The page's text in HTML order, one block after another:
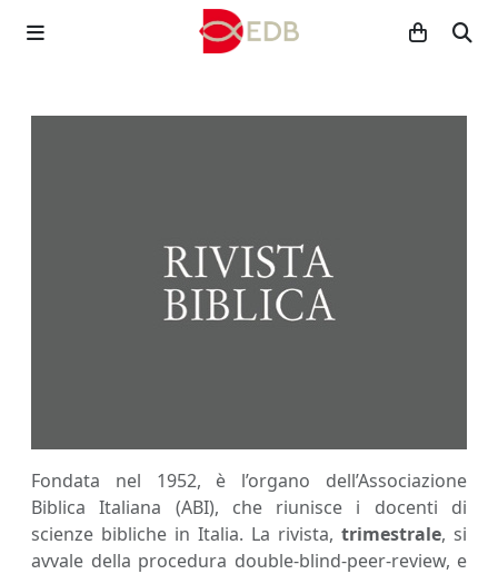
Fondata nel 1952, è l’organo dell’Associazione
Biblica Italiana (ABI), che riunisce i docenti di
scienze bibliche in Italia. La rivista, trimestrale, si
avvale della procedura double-blind-peer-review, e